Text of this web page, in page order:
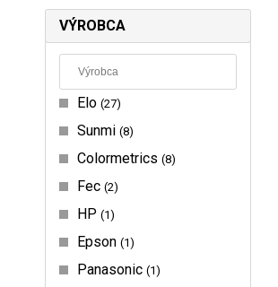
VÝROBCA
Elo 27
Sunmi 8
Colormetrics 8
Fec 2
HP 1
Epson 1
Panasonic 1